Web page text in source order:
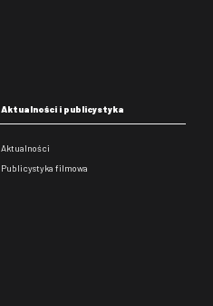
Aktualności i publicystyka
Aktualności
Publicystyka filmowa